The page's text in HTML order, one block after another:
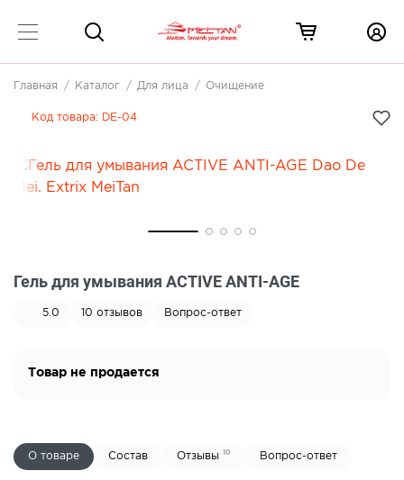
Главная Каталог Для лица Очищение
Гель для умывания ACTIVE ANTI-AGE
5.0 10 отзывов Вопрос-ответ
Код товара: DE-04
Товар не продается
О товаре Состав Отзывы 10 Вопрос-ответ